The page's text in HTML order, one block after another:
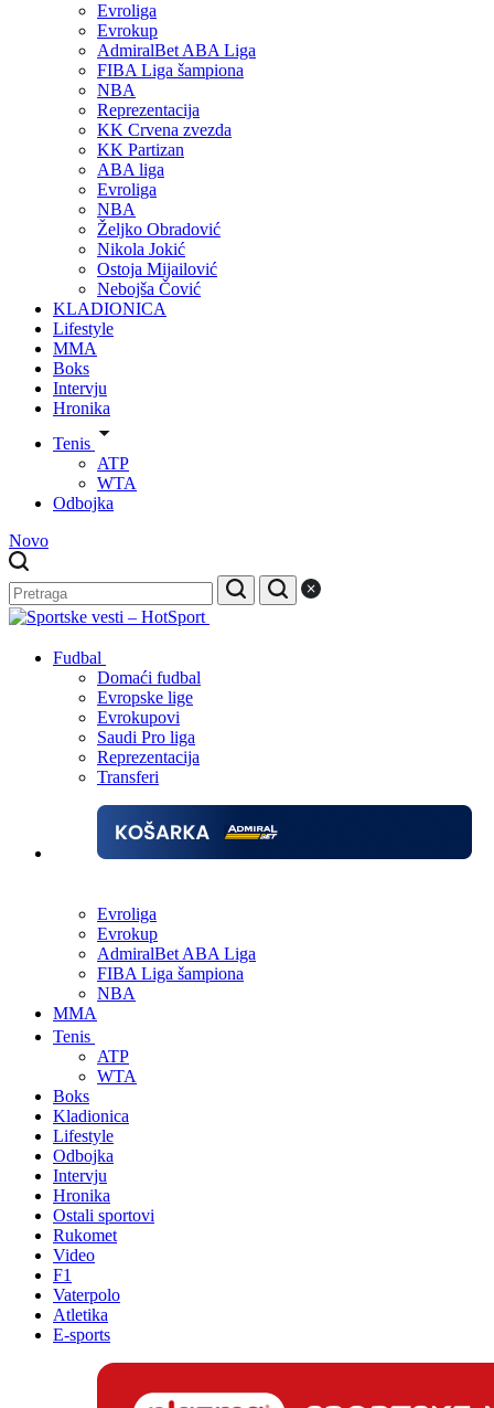
Evroliga
Evrokup
AdmiralBet ABA Liga
FIBA Liga šampiona
NBA
Reprezentacija
KK Crvena zvezda
KK Partizan
ABA liga
Evroliga
NBA
Željko Obradović
Nikola Jokić
Ostoja Mijailović
Nebojša Čović
KLADIONICA
Lifestyle
MMA
Boks
Intervju
Hronika
Tenis
ATP
WTA
Odbojka
Novo
Fudbal
Domaći fudbal
Evropske lige
Evrokupovi
Saudi Pro liga
Reprezentacija
Transferi
Evroliga
Evrokup
AdmiralBet ABA Liga
FIBA Liga šampiona
NBA
MMA
Tenis
ATP
WTA
Boks
Kladionica
Lifestyle
Odbojka
Intervju
Hronika
Ostali sportovi
Rukomet
Video
F1
Vaterpolo
Atletika
E-sports